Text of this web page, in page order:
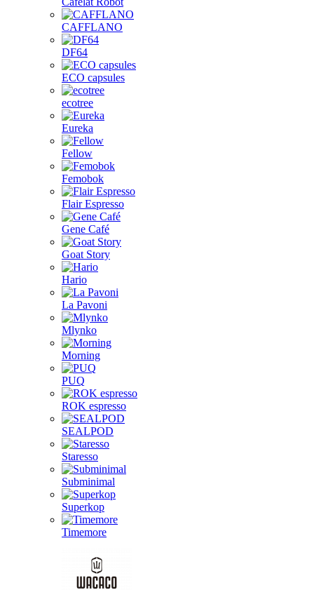
CAFFLANO
DF64
ECO capsules
ecotree
Eureka
Fellow
Femobok
Flair Espresso
Gene Café
Goat Story
Hario
La Pavoni
Mlynko
Morning
PUQ
ROK espresso
SEALPOD
Staresso
Subminimal
Superkop
Timemore